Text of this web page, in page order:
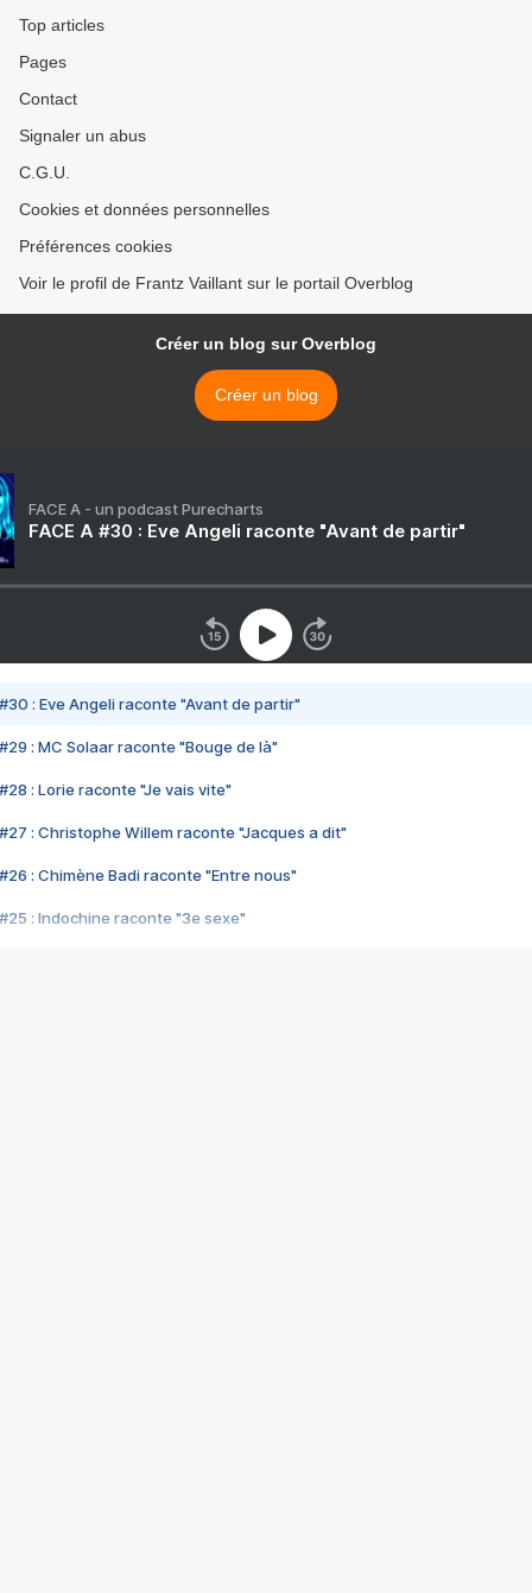
Top articles
Pages
Contact
Signaler un abus
C.G.U.
Cookies et données personnelles
Préférences cookies
Voir le profil de Frantz Vaillant sur le portail Overblog
Créer un blog sur Overblog
Créer un blog
FACE A - un podcast Purecharts
FACE A #30 : Eve Angeli raconte "Avant de partir"
#30 : Eve Angeli raconte "Avant de partir"
#29 : MC Solaar raconte "Bouge de là"
#28 : Lorie raconte "Je vais vite"
#27 : Christophe Willem raconte "Jacques a dit"
#26 : Chimène Badi raconte "Entre nous"
#25 : Indochine raconte "3e sexe"